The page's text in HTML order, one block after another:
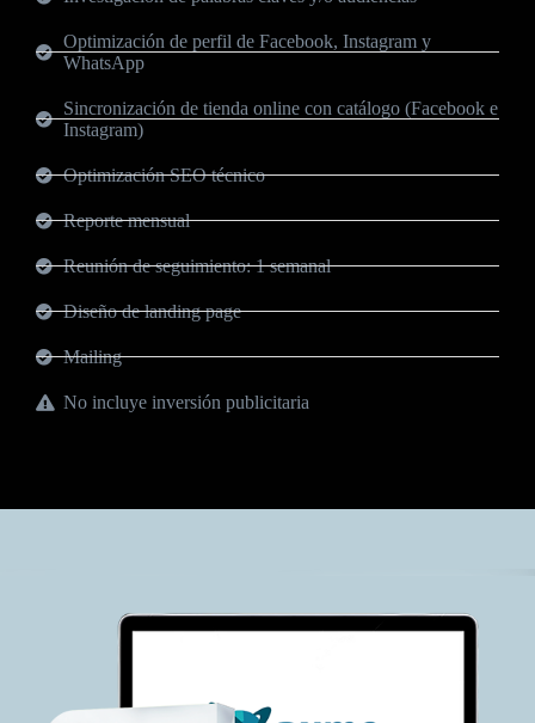
Optimización de perfil de Facebook, Instagram y
WhatsApp
Sincronización de tienda online con catálogo (Facebook e
Instagram)
Optimización SEO técnico
Reporte mensual
Reunión de seguimiento: 1 semanal
Diseño de landing page
Mailing
No incluye inversión publicitaria